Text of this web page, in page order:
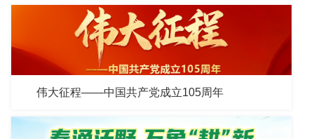
伟大征程——中国共产党成立105周年